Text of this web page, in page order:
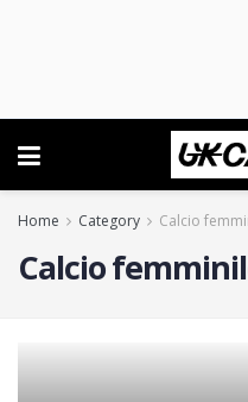
Home Category Calcio
Calcio